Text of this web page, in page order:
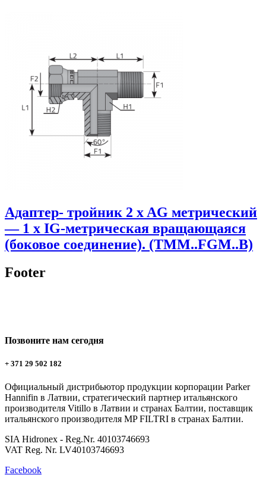
Адаптер- тройник 2 x AG метрический
— 1 x IG-метрическая вращающаяся
(боковое соединение). (TMM..FGM..B)
Footer
Позвоните нам сегодня
+ 371 29 502 182
Официальный дистрибьютор продукции корпорации Parker
Hannifin в Латвии, стратегический партнер итальянского
производителя Vitillo в Латвии и странах Балтии, поставщик
итальянского производителя MP FILTRI в странах Балтии.
SIA Hidronex - Reg.Nr. 40103746693
VAT Reg. Nr. LV40103746693
Facebook